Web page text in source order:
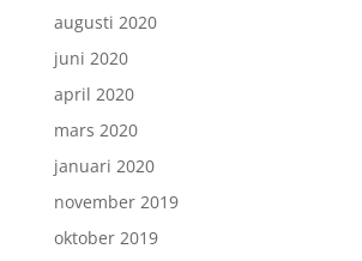
augusti 2020
juni 2020
april 2020
mars 2020
januari 2020
november 2019
oktober 2019